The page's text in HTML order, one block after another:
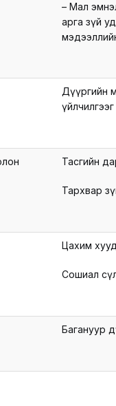
– Мал
арга зүй
Дүүргийн
Тасгийн
Тархвар
Цахим
Сошиал
Багануур